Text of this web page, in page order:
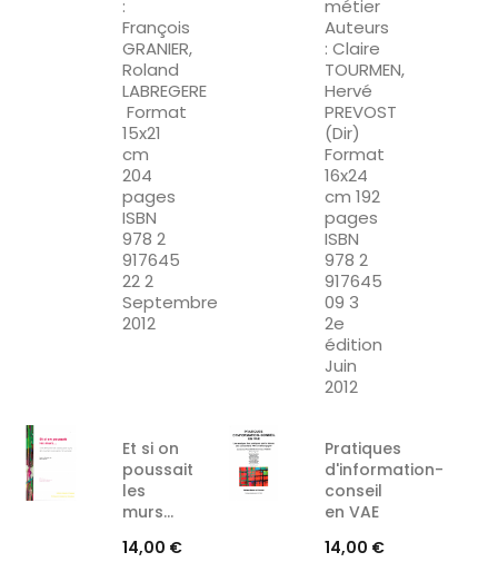
:
François
GRANIER,
Roland
LABREGERE
Format
15x21
cm
204
pages
ISBN
978 2
917645
22 2
Septembre
2012
métier
Auteurs
: Claire
TOURMEN,
Hervé
PREVOST
(Dir)
Format
16x24
cm 192
pages
ISBN
978 2
917645
09 3
2e
édition
Juin
2012
Et si on
poussait
les
murs…
Prix
14,00 €
Pratiques
d'information-
conseil
en VAE
Prix
14,00 €